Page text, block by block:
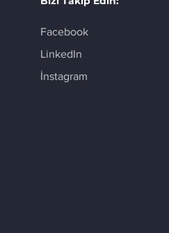
Facebook
LinkedIn
İnstagram